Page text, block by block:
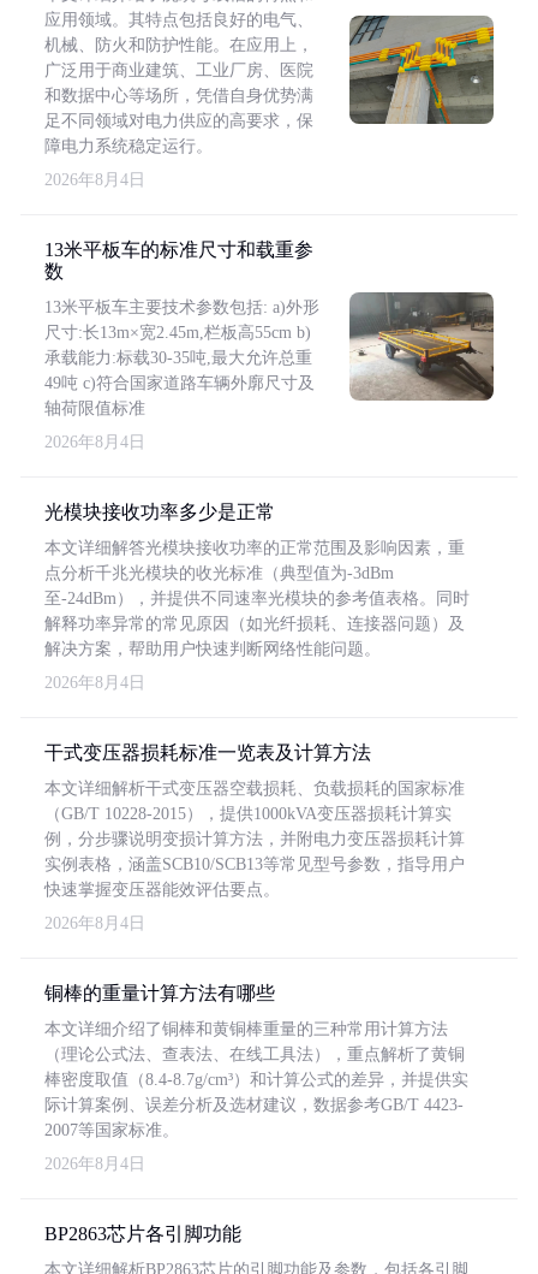
应用领域。其特点包括良好的电气、
机械、防火和防护性能。在应用上，
广泛用于商业建筑、工业厂房、医院
和数据中心等场所，凭借自身优势满
足不同领域对电力供应的高要求，保
障电力系统稳定运行。
2026年8月4日
13米平板车的标准尺寸和载重参
数
13米平板车主要技术参数包括: a)外形
尺寸:长13m×宽2.45m,栏板高55cm b)
承载能力:标载30-35吨,最大允许总重
49吨 c)符合国家道路车辆外廓尺寸及
轴荷限值标准
2026年8月4日
光模块接收功率多少是正常
本文详细解答光模块接收功率的正常范围及影响因素，重
点分析千兆光模块的收光标准（典型值为-3dBm
至-24dBm），并提供不同速率光模块的参考值表格。同时
解释功率异常的常见原因（如光纤损耗、连接器问题）及
解决方案，帮助用户快速判断网络性能问题。
2026年8月4日
干式变压器损耗标准一览表及计算方法
本文详细解析干式变压器空载损耗、负载损耗的国家标准
（GB/T 10228-2015），提供1000kVA变压器损耗计算实
例，分步骤说明变损计算方法，并附电力变压器损耗计算
实例表格，涵盖SCB10/SCB13等常见型号参数，指导用户
快速掌握变压器能效评估要点。
2026年8月4日
铜棒的重量计算方法有哪些
本文详细介绍了铜棒和黄铜棒重量的三种常用计算方法
（理论公式法、查表法、在线工具法），重点解析了黄铜
棒密度取值（8.4-8.7g/cm³）和计算公式的差异，并提供实
际计算案例、误差分析及选材建议，数据参考GB/T 4423-
2007等国家标准。
2026年8月4日
BP2863芯片各引脚功能
本文详细解析BP2863芯片的引脚功能及参数，包括各引脚